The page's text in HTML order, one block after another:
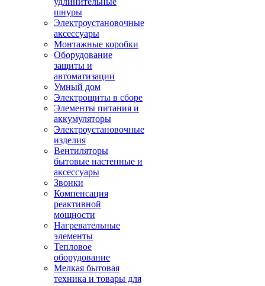
шнуры
Электроустановочные
аксессуары
Монтажные коробки
Оборудование
защиты и
автоматизации
Умный дом
Электрощиты в сборе
Элементы питания и
аккумуляторы
Электроустановочные
изделия
Вентиляторы
бытовые настенные и
аксессуары
Звонки
Компенсация
реактивной
мощности
Нагревательные
элементы
Тепловое
оборудование
Мелкая бытовая
техника и товары для